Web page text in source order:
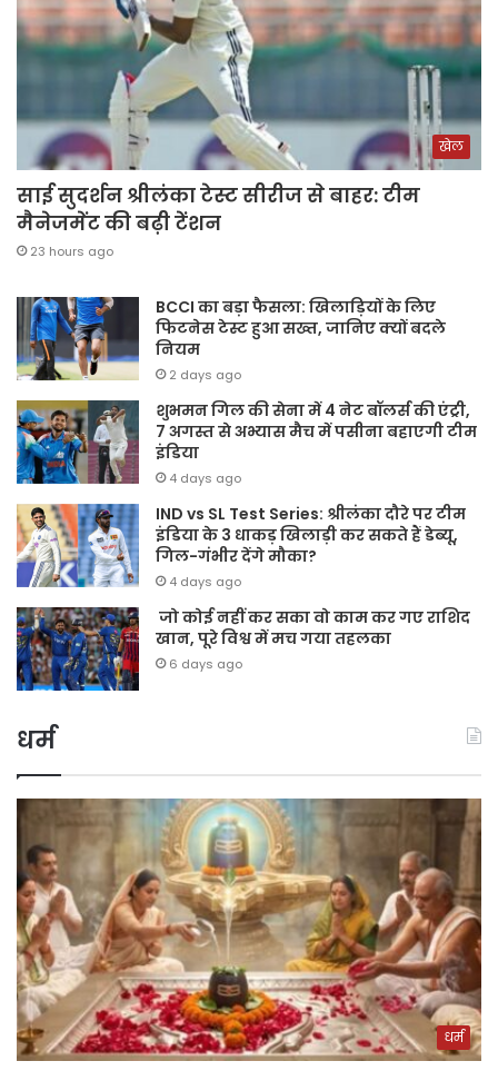
खेल
साई सुदर्शन श्रीलंका टेस्ट सीरीज से बाहर: टीम
मैनेजमेंट की बढ़ी टेंशन
23 hours ago
BCCI का बड़ा फैसला: खिलाड़ियों के लिए
फिटनेस टेस्ट हुआ सख्त, जानिए क्यों बदले
नियम
2 days ago
शुभमन गिल की सेना में 4 नेट बॉलर्स की एंट्री,
7 अगस्त से अभ्यास मैच में पसीना बहाएगी टीम
इंडिया
4 days ago
IND vs SL Test Series: श्रीलंका दौरे पर टीम
इंडिया के 3 धाकड़ खिलाड़ी कर सकते हैं डेब्यू,
गिल-गंभीर देंगे मौका?
4 days ago
जो कोई नहीं कर सका वो काम कर गए राशिद
खान, पूरे विश्व में मच गया तहलका
6 days ago
धर्म
धर्म